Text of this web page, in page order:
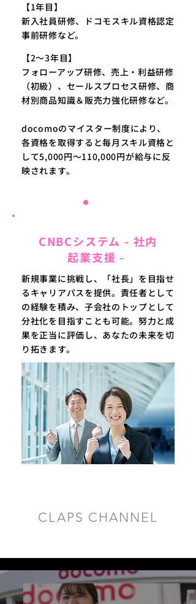
【1年目】
新入社員研修、ドコモスキル資格認定
事前研修など。
【2〜3年目】
フォローアップ研修、売上・利益研修
（初級）、セールスプロセス研修、商
材別商品知識＆販売力強化研修など。
docomoのマイスター制度により、
各資格を取得すると毎月スキル資格と
して5,000円〜110,000円が給与に反
映されます。
CNBCシステム - 社内
起業支援 -
新規事業に挑戦し、「社長」を目指せ
るキャリアパスを提供。責任者として
の経験を積み、子会社のトップとして
分社化を目指すことも可能。努力と成
果を正当に評価し、あなたの未来を切
り拓きます。
CLAPS CHANNEL